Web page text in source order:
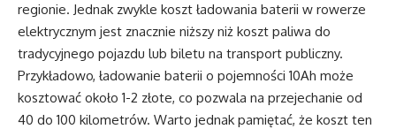
regionie. Jednak zwykle koszt ładowania baterii w rowerze
elektrycznym jest znacznie niższy niż koszt paliwa do
tradycyjnego pojazdu lub biletu na transport publiczny.
Przykładowo, ładowanie baterii o pojemności 10Ah może
kosztować około 1-2 złote, co pozwala na przejechanie od
40 do 100 kilometrów. Warto jednak pamiętać, że koszt ten